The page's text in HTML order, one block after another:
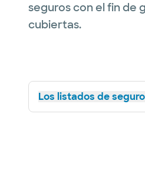
seguros con el fin de
cubiertas.
Los listados de